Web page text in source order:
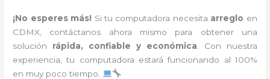
¡No esperes más! Si tu computadora necesita arreglo en
CDMX, contáctanos ahora mismo para obtener una
solución rápida, confiable y económica . Con nuestra
experiencia, tu computadora estará funcionando al 100%
en muy poco tiempo.